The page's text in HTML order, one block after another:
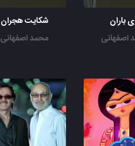
باران
اصفهانی
شکایت هجران
محمد اصفهانی